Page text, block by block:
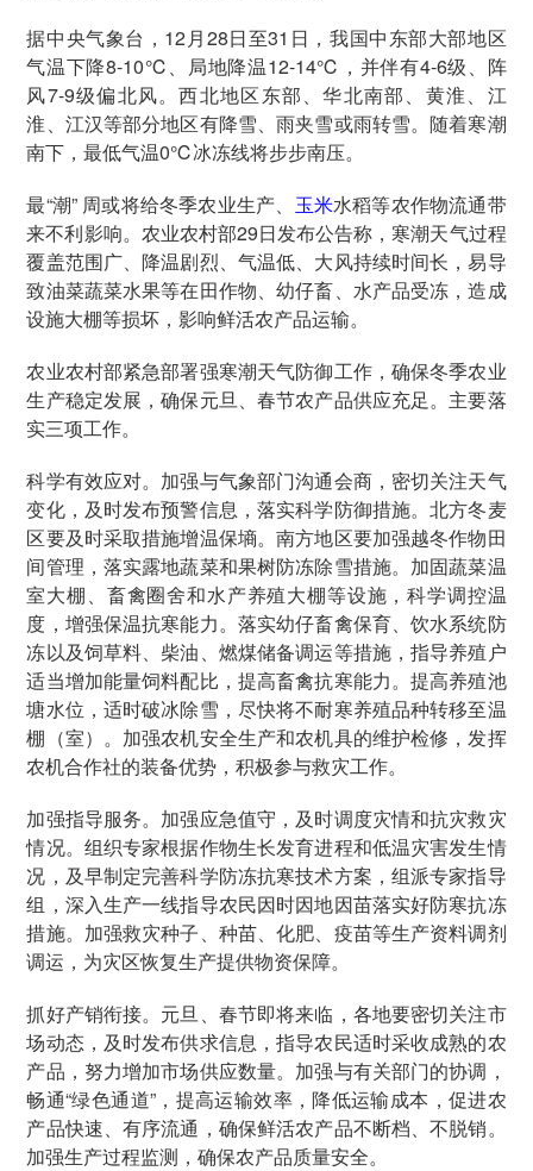
据中央气象台，12月28日至31日，我国中东部大部地区
气温下降8-10℃、局地降温12-14℃，并伴有4-6级、阵
风7-9级偏北风。西北地区东部、华北南部、黄淮、江
淮、江汉等部分地区有降雪、雨夹雪或雨转雪。随着寒潮
南下，最低气温0℃冰冻线将步步南压。
最“潮” 周或将给冬季农业生产、 玉米水稻等农作物流通带
来不利影响。农业农村部29日发布公告称，寒潮天气过程
覆盖范围广、降温剧烈、气温低、大风持续时间长，易导
致油菜蔬菜水果等在田作物、幼仔畜、水产品受冻，造成
设施大棚等损坏，影响鲜活农产品运输。
农业农村部紧急部署强寒潮天气防御工作，确保冬季农业
生产稳定发展，确保元旦、春节农产品供应充足。主要落
实三项工作。
科学有效应对。加强与气象部门沟通会商，密切关注天气
变化，及时发布预警信息，落实科学防御措施。北方冬麦
区要及时采取措施增温保墒。南方地区要加强越冬作物田
间管理，落实露地蔬菜和果树防冻除雪措施。加固蔬菜温
室大棚、畜禽圈舍和水产养殖大棚等设施，科学调控温
度，增强保温抗寒能力。落实幼仔畜禽保育、饮水系统防
冻以及饲草料、柴油、燃煤储备调运等措施，指导养殖户
适当增加能量饲料配比，提高畜禽抗寒能力。提高养殖池
塘水位，适时破冰除雪，尽快将不耐寒养殖品种转移至温
棚（室）。加强农机安全生产和农机具的维护检修，发挥
农机合作社的装备优势，积极参与救灾工作。
加强指导服务。加强应急值守，及时调度灾情和抗灾救灾
情况。组织专家根据作物生长发育进程和低温灾害发生情
况，及早制定完善科学防冻抗寒技术方案，组派专家指导
组，深入生产一线指导农民因时因地因苗落实好防寒抗冻
措施。加强救灾种子、种苗、化肥、疫苗等生产资料调剂
调运，为灾区恢复生产提供物资保障。
抓好产销衔接。元旦、春节即将来临，各地要密切关注市
场动态，及时发布供求信息，指导农民适时采收成熟的农
产品，努力增加市场供应数量。加强与有关部门的协调，
畅通“绿色通道”，提高运输效率，降低运输成本，促进农
产品快速、有序流通，确保鲜活农产品不断档、不脱销。
加强生产过程监测，确保农产品质量安全。